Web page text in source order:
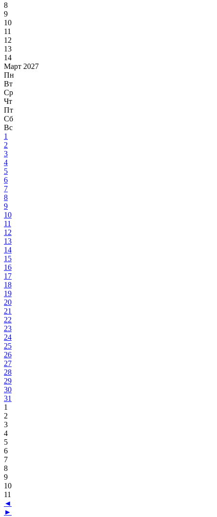
8
9
10
11
12
13
14
Март 2027
Пн
Вт
Ср
Чт
Пт
Сб
Вс
1
2
3
4
5
6
7
8
9
10
11
12
13
14
15
16
17
18
19
20
21
22
23
24
25
26
27
28
29
30
31
1
2
3
4
5
6
7
8
9
10
11
◄
►